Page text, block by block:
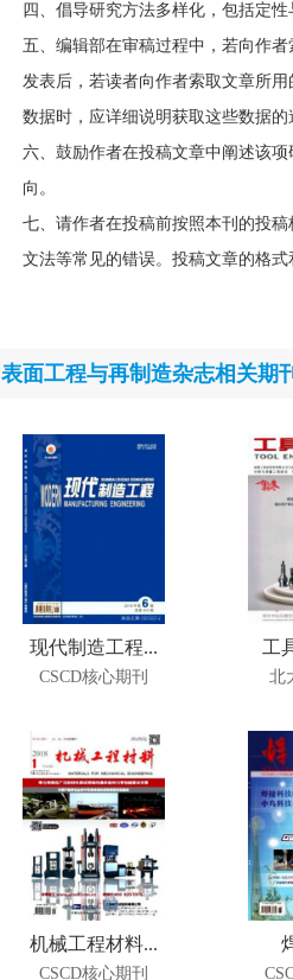
四、倡导研究方法多样化，包括定
五、编辑部在审稿过程中，若向作
发表后，若读者向作者索取文章所
数据时，应详细说明获取这些数据的
六、鼓励作者在投稿文章中阐述该
向。
七、请作者在投稿前按照本刊的投
文法等常见的错误。投稿文章的格式
表面工程与再制造杂志相关期
现代制造工程...
CSCD核心期刊
工
北
机械工程材料...
CSCD核心期刊